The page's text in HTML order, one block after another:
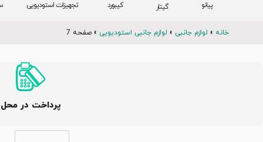
پیانو گیتار کیبورد تجهیزات استودیویی
خانه » لوازم جانبی » لوازم جانبی استودیویی »صفحه 7
پرداخت در محل